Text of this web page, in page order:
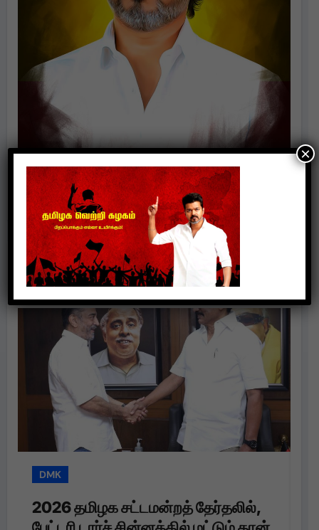
Politics
DMK
2026 தமிழக சட்டமன்றத் தேர்தலில்,
×